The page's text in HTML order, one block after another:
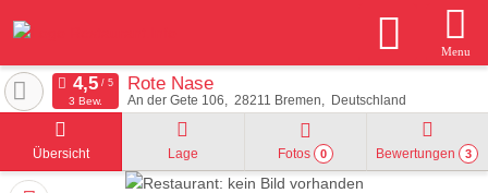
Menu
Rote Nase
An der Gete 106 28211 Bremen Deutschland
3 Bew.
Übersicht Lage Fotos 0 Bewertungen 3